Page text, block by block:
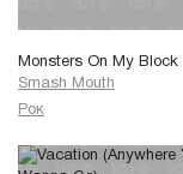
Monsters On My Block
Smash Mouth
Рок